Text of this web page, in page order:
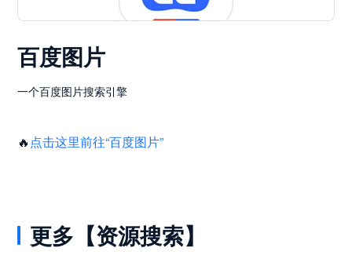
百度图片
一个百度图片搜索引擎
🔥 点击这里前往“百度图片”
更多【资源搜索】